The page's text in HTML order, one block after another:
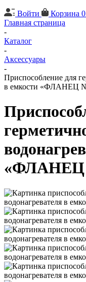
Войти Корзина 0
Главная страница
-
Каталог
-
Аксессуары
-
Приспособление для
в емкости «ФЛАНЕЦ
«ФЛАНЕЦ